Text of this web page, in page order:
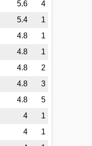
5.6 4
5.4 1
4.8 1
4.8 1
4.8 2
4.8 3
4.8 5
4 1
4 1